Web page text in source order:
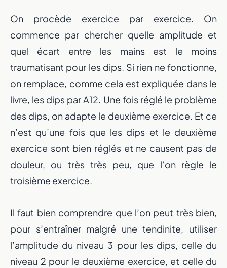
On procède exercice par exercice. On
commence par chercher quelle amplitude et
quel écart entre les mains est le moins
traumatisant pour les dips. Si rien ne fonctionne,
on remplace, comme cela est expliquée dans le
livre, les dips par A12. Une fois réglé le problème
des dips, on adapte le deuxième exercice. Et ce
n’est qu’une fois que les dips et le deuxième
exercice sont bien réglés et ne causent pas de
douleur, ou très très peu, que l’on règle le
troisième exercice.
Il faut bien comprendre que l’on peut très bien,
pour s’entraîner malgré une tendinite, utiliser
l’amplitude du niveau 3 pour les dips, celle du
niveau 2 pour le deuxième exercice, et celle du